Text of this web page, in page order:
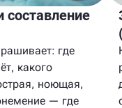
составление
где
какого
ноющая,
— где